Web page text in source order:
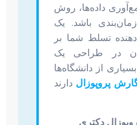
داده‌ها، روش
باشد. یک
تسلط شما بر
در طراحی یک
از دانشگاه‌ها
پروپوزال دارند